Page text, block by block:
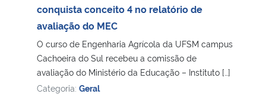
conquista conceito 4 no relatório de
avaliação do MEC
O curso de Engenharia Agrícola da UFSM campus
Cachoeira do Sul recebeu a comissão de
avaliação do Ministério da Educação – Instituto […]
Categoria: Geral